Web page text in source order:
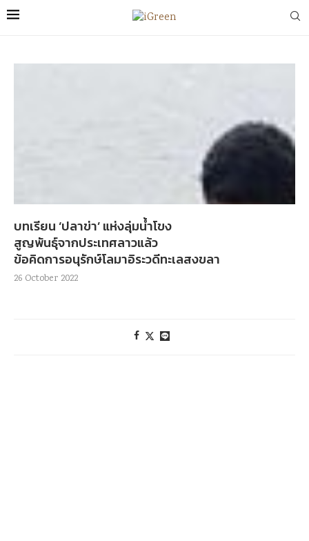
บทเรียน ‘ปลาข่า’ แห่งลุ่มน้ำโขง
สูญพันธุ์จากประเทศลาวแล้ว
ข้อคิดการอนุรักษ์โลมาอิระวดีทะเลสงขลา
26 October 2022